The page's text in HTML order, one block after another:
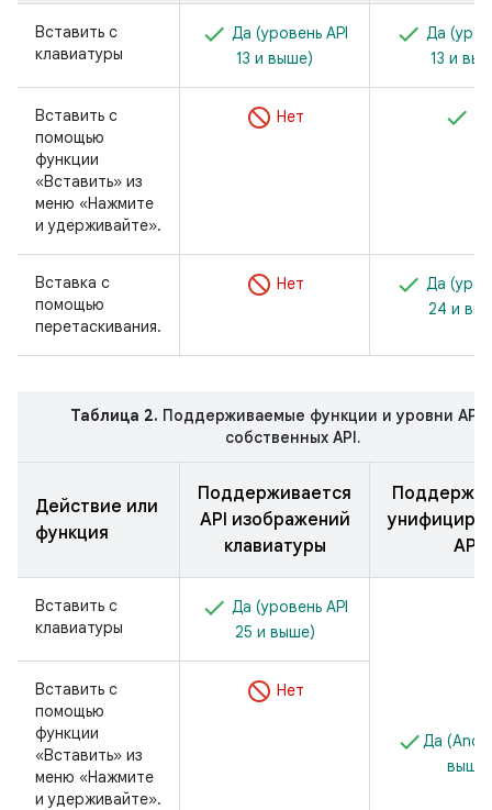
Вставить с
клавиатуры
Да (уровень API
13 и выше)
Да
13 и
Вставить с
помощью
функции
«Вставить» из
меню «Нажмите
и удерживайте».
Нет
Вставка с
помощью
перетаскивания.
Нет
Да
24 и
Таблица 2. Поддерживаемые функции и уровни API
собственных API.
Действие или
функция
Поддерживается
API изображений
клавиатуры
API.
Вставить с
клавиатуры
Да (уровень API
25 и выше)
Да
выше)
Вставить с
помощью
функции
«Вставить» из
меню «Нажмите
и удерживайте».
Нет